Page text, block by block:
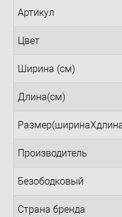
Артикул
Цвет
Ширина (см)
Длина(см)
Производитель
Безободковый
Страна бренда